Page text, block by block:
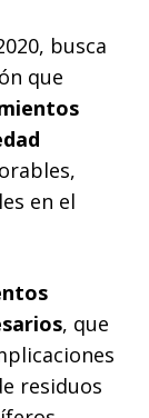
busca
que
en el
, que
residuos